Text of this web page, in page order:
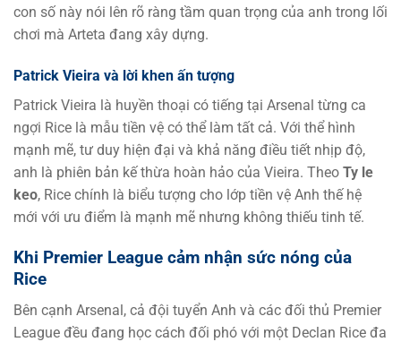
con số này nói lên rõ ràng tầm quan trọng của anh trong lối
chơi mà Arteta đang xây dựng.
Patrick Vieira và lời khen ấn tượng
Patrick Vieira là huyền thoại có tiếng tại Arsenal từng ca
ngợi Rice là mẫu tiền vệ có thể làm tất cả. Với thể hình
mạnh mẽ, tư duy hiện đại và khả năng điều tiết nhịp độ,
anh là phiên bản kế thừa hoàn hảo của Vieira. Theo Ty le
keo, Rice chính là biểu tượng cho lớp tiền vệ Anh thế hệ
mới với ưu điểm là mạnh mẽ nhưng không thiếu tinh tế.
Khi Premier League cảm nhận sức nóng của
Rice
Bên cạnh Arsenal, cả đội tuyển Anh và các đối thủ Premier
League đều đang học cách đối phó với một Declan Rice đa